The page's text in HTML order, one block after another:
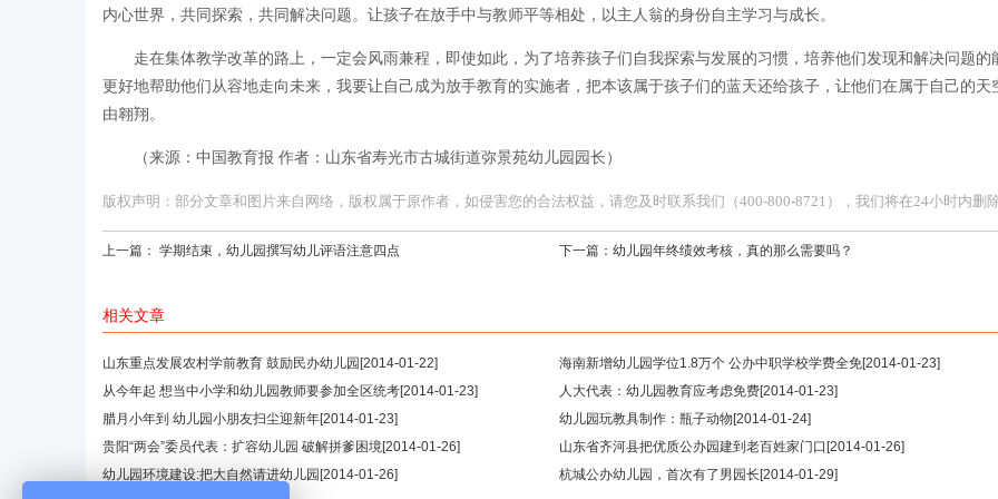
内心世界，共同探索，共同解决问题。让孩子在放手中与教师平等相处，以主人翁的身份自主学习与成长。
走在集体教学改革的路上，一定会风雨兼程，即使如此，为了培养孩子们自我探索与发展的习惯，培养他们发现和解决问题的
更好地帮助他们从容地走向未来，我要让自己成为放手教育的实施者，把本该属于孩子们的蓝天还给孩子，让他们在属于自己的天
由翱翔。
（来源：中国教育报 作者：山东省寿光市古城街道弥景苑幼儿园园长）
版权声明：部分文章和图片来自网络，版权属于原作者，如侵害您的合法权益，请您及时联系我们（400-800-8721），我们将在24小时内删除
上一篇： 学期结束，幼儿园撰写幼儿评语注意四点 下一篇： 幼儿园年终绩效考核，真的那么需要吗？
相关文章
山东重点发展农村学前教育 鼓励民办幼儿园 [2014-01-22] 海南新增幼儿园学位1.8万个 公办中职学校学费全免[2014-01-23]
从今年起 想当中小学和幼儿园教师要参加全区统考[2014-01-23] 人大代表：幼儿园教育应考虑免费[2014-01-23]
腊月小年到 幼儿园小朋友扫尘迎新年[2014-01-23] 幼儿园玩教具制作：瓶子动物 [2014-01-24]
贵阳“两会”委员代表：扩容幼儿园 破解拼爹困境[2014-01-26] 山东省齐河县把优质公办园建到老百姓家门口 [2014-01-26]
幼儿园环境建设:把大自然请进幼儿园 [2014-01-26] 杭城公办幼儿园，首次有了男园长 [2014-01-29]